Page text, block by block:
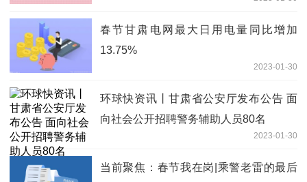
春节甘肃电网最大日用电量同比增加
13.75%
2023-01-30
环球快资讯丨甘肃省公安厅发布公告 面
向社会公开招聘警务辅助人员80名
2023-01-30
当前聚焦：春节我在岗|乘警老雷的最后